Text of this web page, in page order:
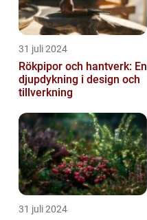
31 juli 2024
Rökpipor och hantverk: En
djupdykning i design och
tillverkning
31 juli 2024